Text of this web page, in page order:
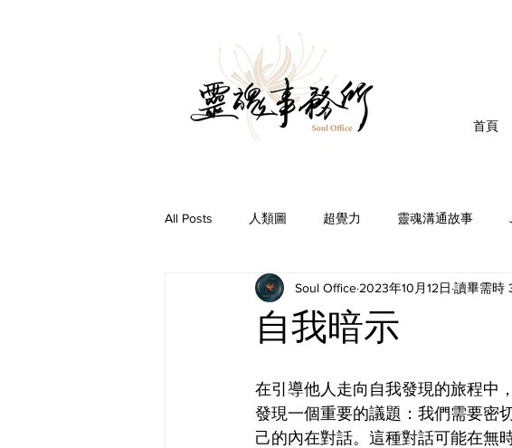
首頁
All Posts 人類圖 超覺力 靈魂溝通故事
問事Ｑ＆Ａ 前世今生 你值得更好 靈
自我暗示
Soul Office 2023年10月12日 讀畢需時
在引導他人走向自我發現的旅程中
發現一個重要的議題：我們需要密
己的內在對話。這種對話可能在無